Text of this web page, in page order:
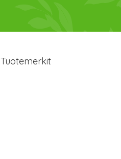
Tuotemerkit